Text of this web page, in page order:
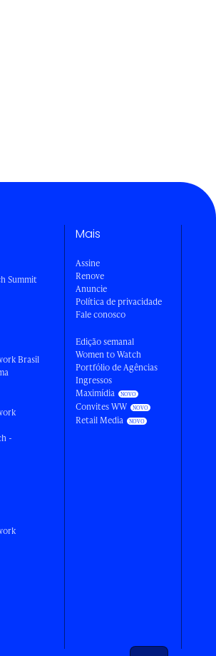
Summit
Brasil
-
Mais
Assine
Renove
Anuncie
Política de privacidade
Fale conosco
Edição semanal
Women to Watch
Portfólio de Agências
Ingressos
Maximídia
Convites WW
Retail Media